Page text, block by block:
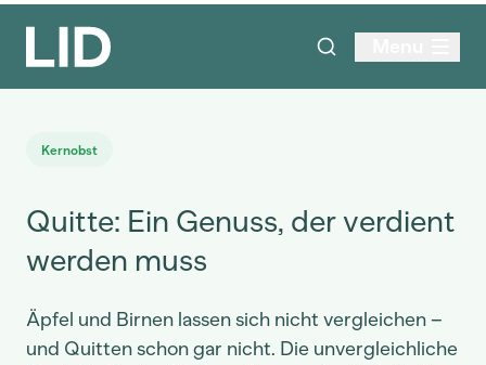
Kernobst
Quitte: Ein Genuss, der verdient
werden muss
Äpfel und Birnen lassen sich nicht vergleichen –
und Quitten schon gar nicht. Die unvergleichliche